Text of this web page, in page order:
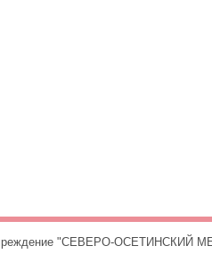
учреждение "СЕВЕРО-